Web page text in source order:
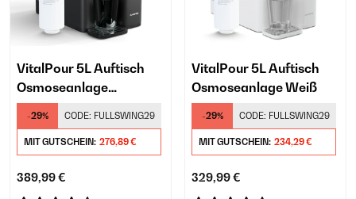
VitalPour 5L Auftisch
Osmoseanlage​
Schwarz
-29% CODE: FULLSWING29
MIT GUTSCHEIN: 276,89 €
389,99 €
VitalPour 5L Auftisch
Osmoseanlage​ Weiß
-29% CODE: FULLSWING29
MIT GUTSCHEIN: 234,29 €
329,99 €